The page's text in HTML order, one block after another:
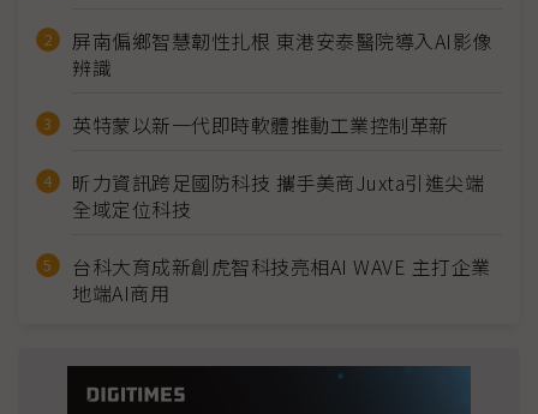
屏南偏鄉智慧韌性扎根 東港安泰醫院導入AI影像
辨識
英特蒙以新一代即時軟體推動工業控制革新
昕力資訊跨足國防科技 攜手美商Juxta引進尖端
全域定位科技
台科大育成新創虎智科技亮相AI WAVE 主打企業
地端AI商用